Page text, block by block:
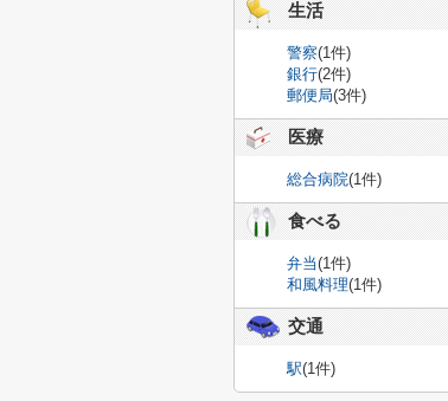
生活
警察(1件)
銀行(2件)
郵便局(3件)
医療
総合病院(1件)
食べる
弁当(1件)
和風料理(1件)
交通
駅(1件)